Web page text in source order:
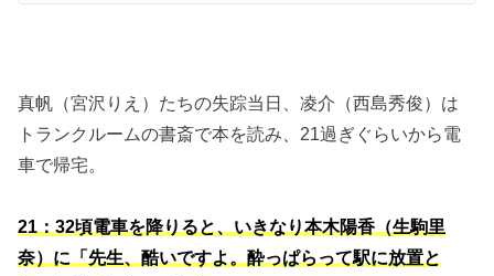
真帆（宮沢りえ）たちの失踪当日、凌介（西島秀俊）は
トランクルームの書斎で本を読み、21過ぎぐらいから電
車で帰宅。
21：32頃電車を降りると、いきなり本木陽香（生駒里
奈）に「先生、酷いですよ。酔っぱらって駅に放置と